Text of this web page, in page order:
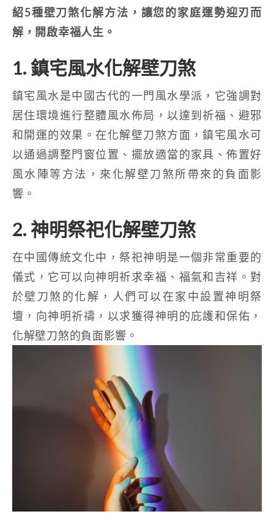
紹5種壁刀煞化解方法，讓您的家庭運勢迎刃而
解，開啟幸福人生。
1. 鎮宅風水化解壁刀煞
鎮宅風水是中國古代的一門風水學派，它強調對
居住環境進行整體風水佈局，以達到祈福、避邪
和開運的效果。在化解壁刀煞方面，鎮宅風水可
以通過調整門窗位置、擺放適當的家具、佈置好
風水陣等方法，來化解壁刀煞所帶來的負面影
響。
2. 神明祭祀化解壁刀煞
在中國傳統文化中，祭祀神明是一個非常重要的
儀式，它可以向神明祈求幸福、福氣和吉祥。對
於壁刀煞的化解，人們可以在家中設置神明祭
壇，向神明祈禱，以求獲得神明的庇護和保佑，
化解壁刀煞的負面影響。